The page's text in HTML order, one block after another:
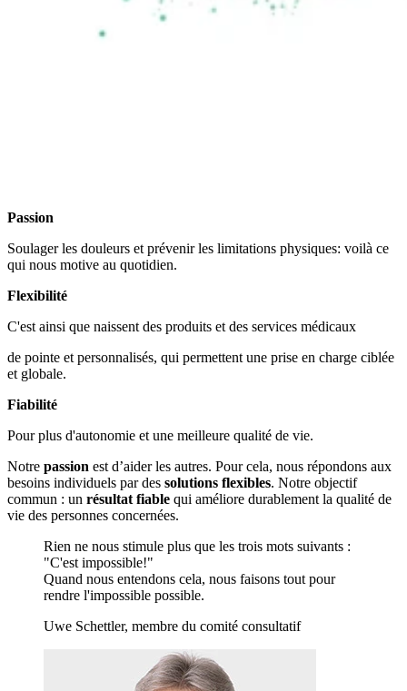
Passion
Soulager les douleurs et prévenir les limitations physiques: voilà ce
qui nous motive au quotidien.
Flexibilité
C'est ainsi que naissent des produits et des services médicaux
de pointe et personnalisés, qui permettent une prise en charge ciblée
et globale.
Fiabilité
Pour plus d'autonomie et une meilleure qualité de vie.
Notre passion est d’aider les autres. Pour cela, nous répondons aux
besoins individuels par des solutions flexibles. Notre objectif
commun : un résultat fiable qui améliore durablement la qualité de
vie des personnes concernées.
Rien ne nous stimule plus que les trois mots suivants :
"C'est impossible!"
Quand nous entendons cela, nous faisons tout pour
rendre l'impossible possible.
Uwe Schettler, membre du comité consultatif